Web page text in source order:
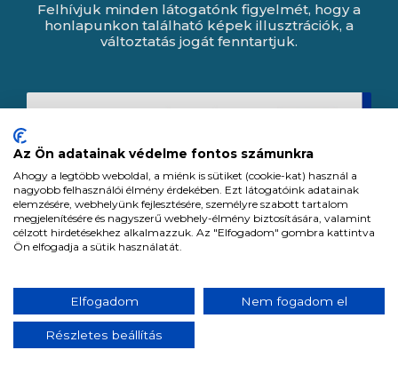
Felhívjuk minden látogatónk figyelmét, hogy a
honlapunkon található képek illusztrációk, a
változtatás jogát fenntartjuk.
Minden jog fenntartva. All rights reserved.
Tervezte és készítette:
Vision-Software, az Octopus 8 ERP forgalmazója.
Az Ön adatainak védelme fontos számunkra
Ahogy a legtöbb weboldal, a miénk is sütiket (cookie-kat) használ a
nagyobb felhasználói élmény érdekében. Ezt látogatóink adatainak
elemzésére, webhelyünk fejlesztésére, személyre szabott tartalom
megjelenítésére és nagyszerű webhely-élmény biztosítására, valamint
célzott hirdetésekhez alkalmazzuk. Az "Elfogadom" gombra kattintva
Ön elfogadja a sütik használatát.
Elfogadom Nem fogadom el
Részletes beállítás